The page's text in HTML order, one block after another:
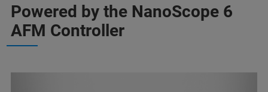
Powered by the NanoScope 6
AFM Controller